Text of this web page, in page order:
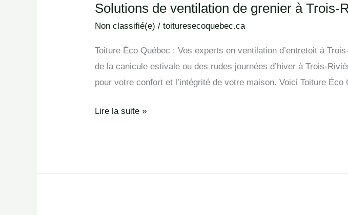
Solutions de ventilation de grenier à Trois-
Non classifié(e) /toituresecoquebec.ca
Toiture Éco Québec : Vos experts en ventilation d’entretoit à
de la canicule estivale ou des rudes journées d’hiver à Trois-
pour votre confort et l’intégrité de votre maison. Voici Toiture
Solutions
de
de
grenier
à
Lire la suite »